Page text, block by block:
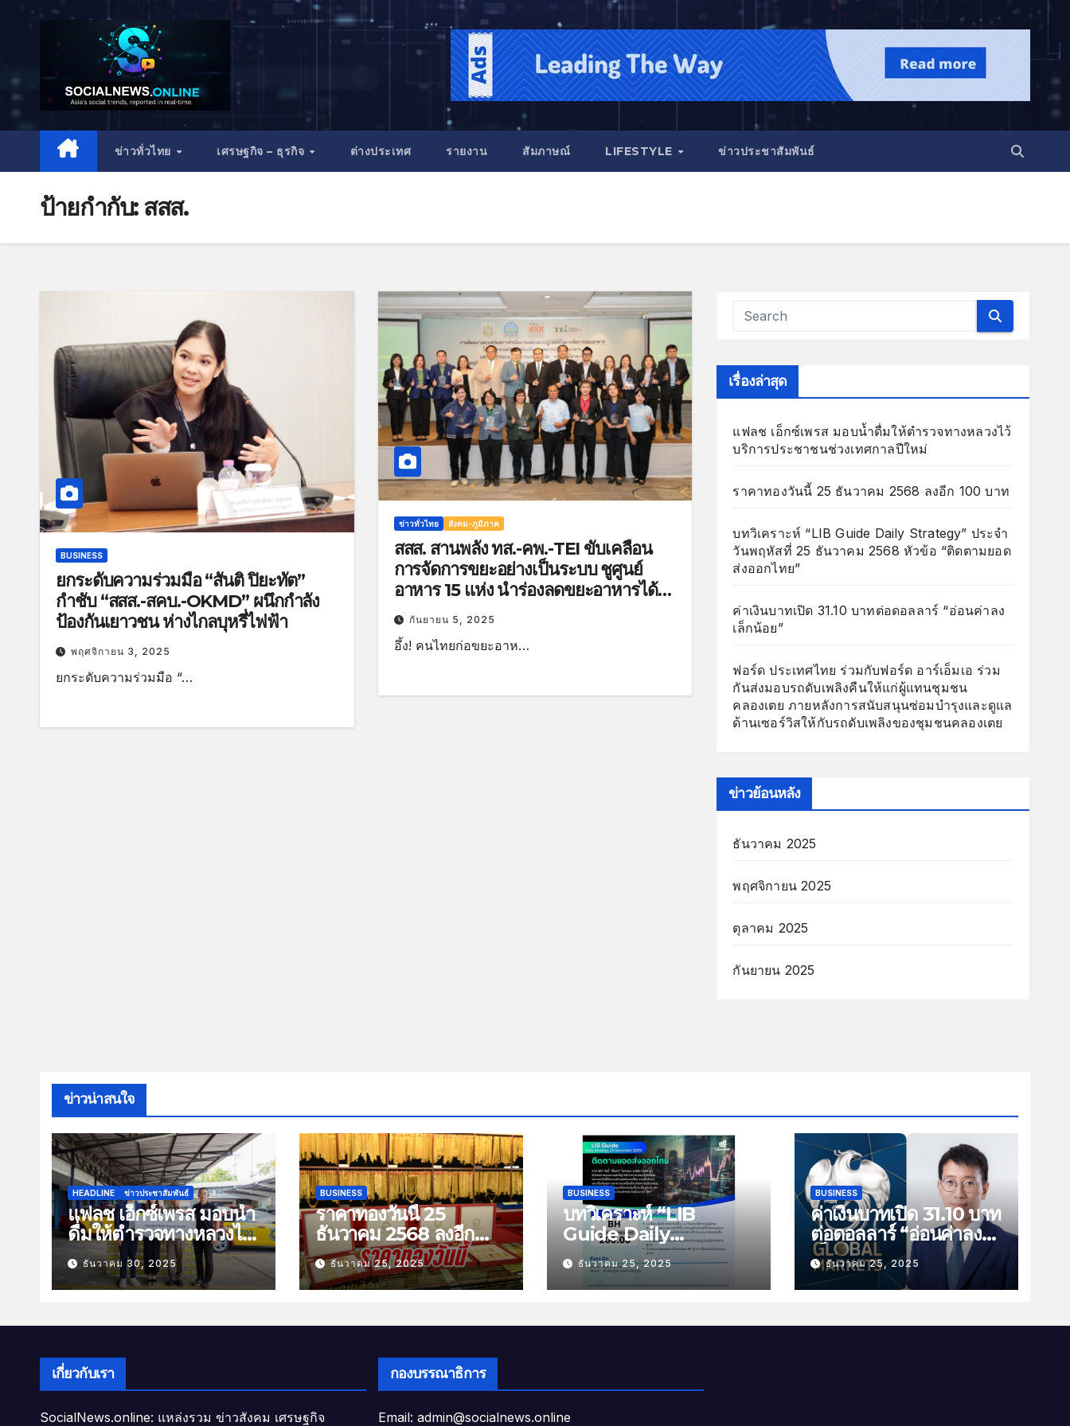
ข่าวทั่วไทย เศรษฐกิจ – ธุรกิจ ต่างประเทศ รายงาน สัมภาษณ์ LIFESTYLE ข่าวประชาสัมพันธ์
ป้ายกำกับ:สสส.
BUSINESS
ยกระดับความร่วมมือ “สันติ ปิยะทัต”
กำชับ “สสส.-สคบ.-OKMD” ผนึกกำลัง
ป้องกันเยาวชน ห่างไกลบุหรี่ไฟฟ้า
พฤศจิกายน 3, 2025
ยกระดับความร่วมมือ “…
ข่าวทั่วไทย สังคม-ภูมิภาค
สสส. สานพลัง ทส.-คพ.-TEI ขับเคลื่อน
การจัดการขยะอย่างเป็นระบบ ชูศูนย์
อาหาร 15 แห่ง นำร่องลดขยะอาหารได้
20%กันยายน 5, 2025
อึ้ง! คนไทยก่อขยะอาห…
เรื่องล่าสุด
แฟลช เอ็กซ์เพรส มอบน้ำดื่มให้ตำรวจทางหลวงไว้
บริการประชาชนช่วงเทศกาลปีใหม่
ราคาทองวันนี้ 25 ธันวาคม 2568 ลงอีก 100 บาท
บทวิเคราะห์ “LIB Guide Daily Strategy” ประจำ
วันพฤหัสที่ 25 ธันวาคม 2568 หัวข้อ “ติดตามยอด
ส่งออกไทย”
ค่าเงินบาทเปิด 31.10 บาทต่อดอลลาร์ “อ่อนค่าลง
เล็กน้อย”
ฟอร์ด ประเทศไทย ร่วมกับฟอร์ด อาร์เอ็มเอ ร่วม
กันส่งมอบรถดับเพลิงคืนให้แก่ผู้แทนชุมชน
คลองเตย ภายหลังการสนับสนุนซ่อมบำรุงและดูแล
ด้านเซอร์วิสให้กับรถดับเพลิงของชุมชนคลองเตย
ข่าวย้อนหลัง
ธันวาคม 2025
พฤศจิกายน 2025
ตุลาคม 2025
กันยายน 2025
ข่าวน่าสนใจ
HEADLINE ข่าวประชาสัมพันธ์
แฟลช เอ็กซ์เพรส มอบน้ำ
ดื่มให้ตำรวจทางหลวงไว้
บริการประชาชนช่วง
เทศกาลปีใหม่
ธันวาคม 30, 2025
BUSINESS
ราคาทองวันนี้ 25
ธันวาคม 2568 ลงอีก
100 บาท
ธันวาคม 25, 2025
BUSINESS
บทวิเคราะห์ “LIB
Guide Daily
Strategy” ประจำวัน
พฤหัสที่ 25 ธันวาคม
2568 หัวข้อ “ติดตาม
ธันวาคม 25, 2025
BUSINESS
ค่าเงินบาทเปิด 31.10 บาท
ต่อดอลลาร์ “อ่อนค่าลง
เล็กน้อย”
ธันวาคม 25, 2025
เกี่ยวกับเรา
SocialNews.online: แหล่งรวม ข่าวสังคม เศรษฐกิจ
กองบรรณาธิการ
Email: admin@socialnews.online